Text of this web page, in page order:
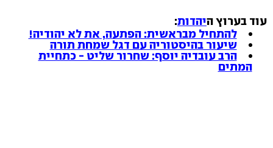
עוד בערוץ היהדות:
להתחיל מבראשית: הפתעה, את לא יהודיה!
שיעור בהיסטוריה עם דגל שמחת תורה
הרב עובדיה יוסף: שחרור שליט - כתחיית
המתים